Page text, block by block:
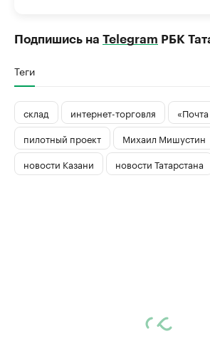
Подпишись на Telegram РБК
Теги
склад интернет-торговля
пилотный проект
Михаил Мишустин
новости Казани
новости Татарстана